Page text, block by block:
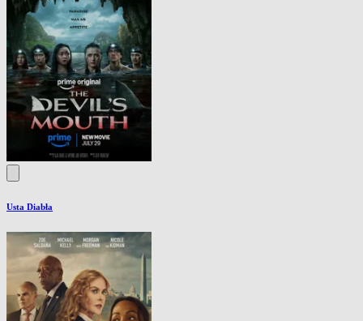
Usta Diabła